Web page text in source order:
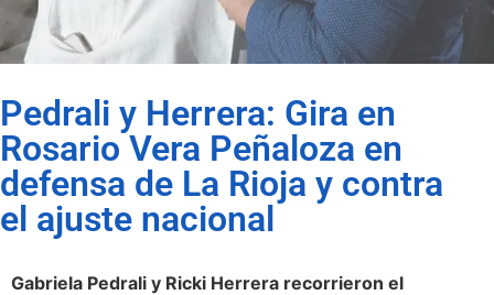
Pedrali y Herrera: Gira en
Rosario Vera Peñaloza en
defensa de La Rioja y contra
el ajuste nacional
Gabriela Pedrali y Ricki Herrera recorrieron el